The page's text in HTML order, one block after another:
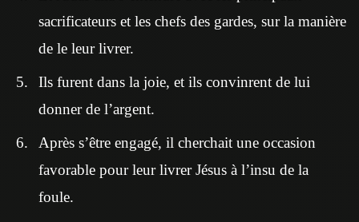
sacrificateurs et les chefs des gardes, sur la manière
de le leur livrer.
Ils furent dans la joie, et ils convinrent de lui
donner de l’argent.
Après s’être engagé, il cherchait une occasion
favorable pour leur livrer Jésus à l’insu de la
foule.